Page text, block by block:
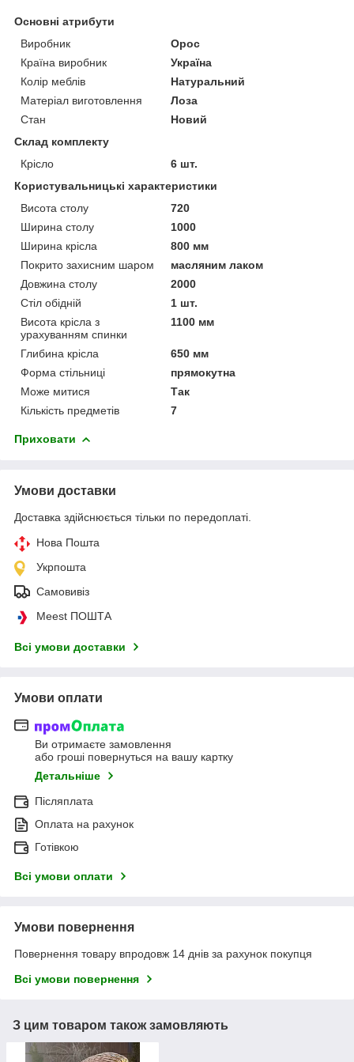
Основні атрибути
Виробник
Орос
Країна виробник
Україна
Колір меблів
Натуральний
Матеріал виготовлення
Лоза
Стан
Новий
Склад комплекту
Крісло
6 шт.
Користувальницькі характеристики
Висота столу
720
Ширина столу
1000
Ширина крісла
800 мм
Покрито захисним шаром
масляним лаком
Довжина столу
2000
Стіл обідній
1 шт.
Висота крісла з
урахуванням спинки
1100 мм
Глибина крісла
650 мм
Форма стільниці
прямокутна
Може митися
Так
Кількість предметів
7
Приховати
Умови доставки
Доставка здійснюється тільки по передоплаті.
Нова Пошта
Укрпошта
Самовивіз
Meest ПОШТА
Всі умови доставки
Умови оплати
Ви отримаєте замовлення
або гроші повернуться на вашу картку
Детальніше
Післяплата
Оплата на рахунок
Готівкою
Всі умови оплати
Умови повернення
Повернення товару впродовж 14 днів за рахунок покупця
Всі умови повернення
З цим товаром також замовляють